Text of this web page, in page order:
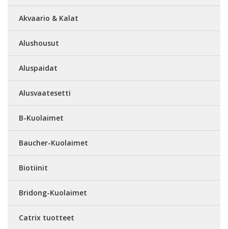
Akvaario & Kalat
Alushousut
Aluspaidat
Alusvaatesetti
B-Kuolaimet
Baucher-Kuolaimet
Biotiinit
Bridong-Kuolaimet
Catrix tuotteet